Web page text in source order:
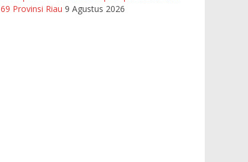
69 Provinsi Riau 9 Agustus 2026